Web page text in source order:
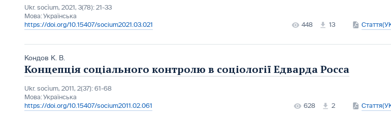
Ukr. socìum, 2021, 3(78): 21-33
Мова:Українська
https://doi.org/10.15407/socium2021.03.021
448 13
Кондов К. В.
Концепція соціального контролю в соціології Едварда Росса
Ukr. socìum, 2011, 2(37): 61-68
Мова:Українська
https://doi.org/10.15407/socium2011.02.061
628 2